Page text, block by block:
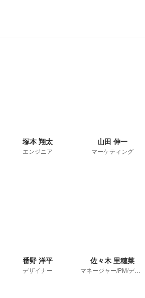
塚本 翔太
エンジニア
山田 伸一
マーケティング
番野 洋平
デザイナー
佐々木 里穂菜
マネージャー/PM/ディレクター